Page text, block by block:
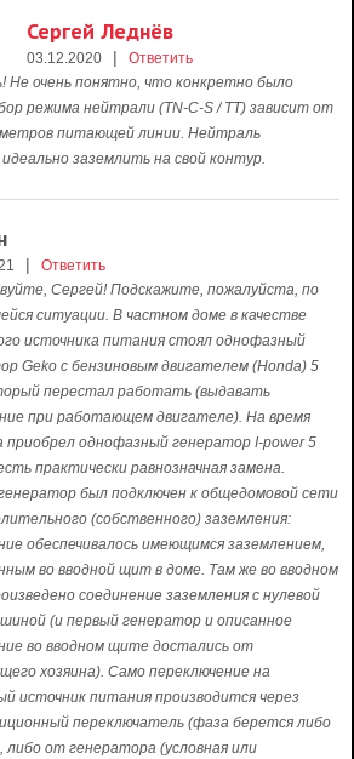
Сергей Леднёв
03.12.2020 |
Ответить
Не очень понятно, что конкретно было
режима нейтрали (TN-C-S / TT) зависит от
питающей линии. Нейтраль
заземлить на свой контур.
|
Ответить
Сергей! Подскажите, пожалуйста, по
ситуации. В частном доме в качестве
источника питания стоял однофазный
Geko с бензиновым двигателем (Honda) 5
перестал работать (выдавать
при работающем двигателе). На время
приобрел однофазный генератор I-power 5
практически равнозначная замена.
был подключен к общедомовой сети
(собственного) заземления:
обеспечивалось имеющимся заземлением,
во вводной щит в доме. Там же во вводном
соединение заземления с нулевой
(и первый генератор и описанное
во вводном щите достались от
хозяина). Само переключение на
источник питания производится через
переключатель (фаза берется либо
либо от генератора (условная или